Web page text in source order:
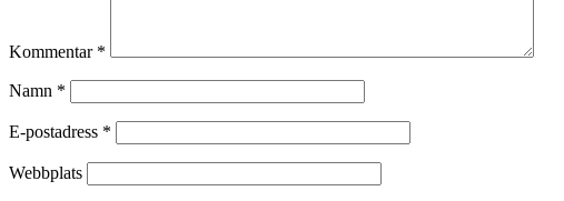
Kommentar *
Namn *
E-postadress *
Webbplats